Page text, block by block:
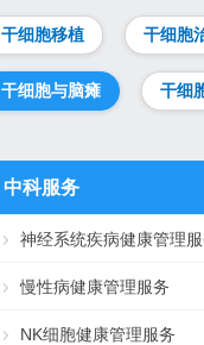
干细胞移植 干细胞
干细胞与脑瘫 干细
中科服务
神经系统疾病健康管理
慢性病健康管理服务
NK细胞健康管理服务